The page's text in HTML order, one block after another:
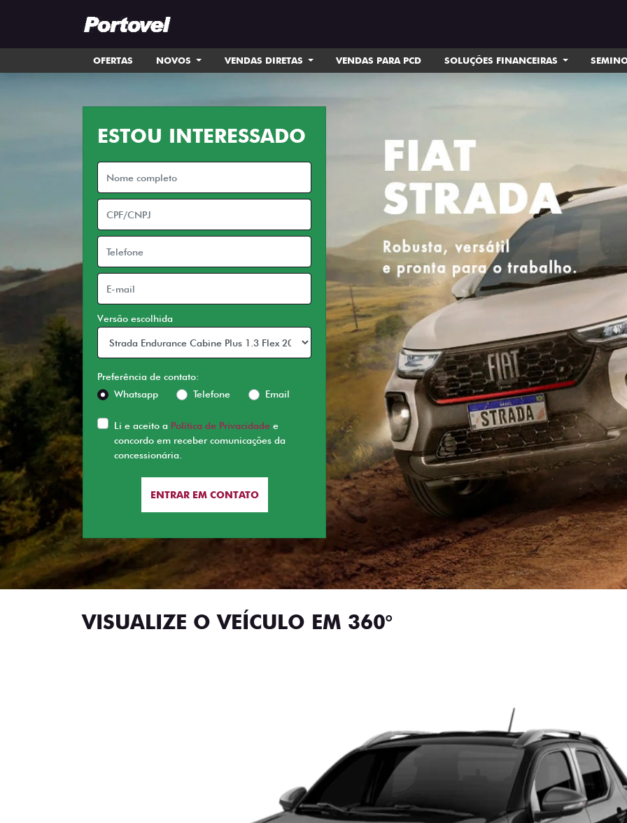
OFERTAS NOVOS VENDAS DIRETAS VENDAS PARA PCD SOLUÇÕES FINANCEIRAS
ESTOU INTERESSADO
Versão escolhida
Preferência de contato:
Whatsapp
Telefone Email
Li e aceito a Política de Privacidade e
concordo em receber comunicações da
concessionária.
ENTRAR EM CONTATO
VISUALIZE O VEÍCULO EM 360°